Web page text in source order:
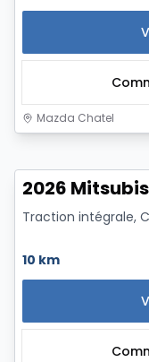
Mazda Chatel
2026
Traction intégrale,
10 km